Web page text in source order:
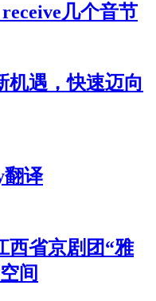
几个音节
机遇，快速迈向
译
西省京剧团“雅
间